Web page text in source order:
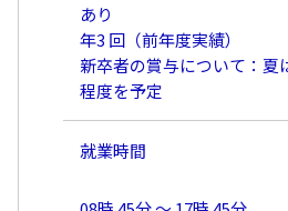
あり
年3 回（前年度実績）
新卒者の賞与について：夏
程度を予定
就業時間